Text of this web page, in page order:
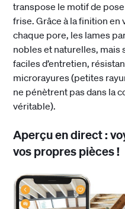
transpose le motif de
frise. Grâce à la finition
chaque pore, les lames
nobles et naturelles,
faciles d’entretien,
microrayures (petites
ne pénètrent pas dans la
véritable).
Aperçu en direct :
vos propres pièces !